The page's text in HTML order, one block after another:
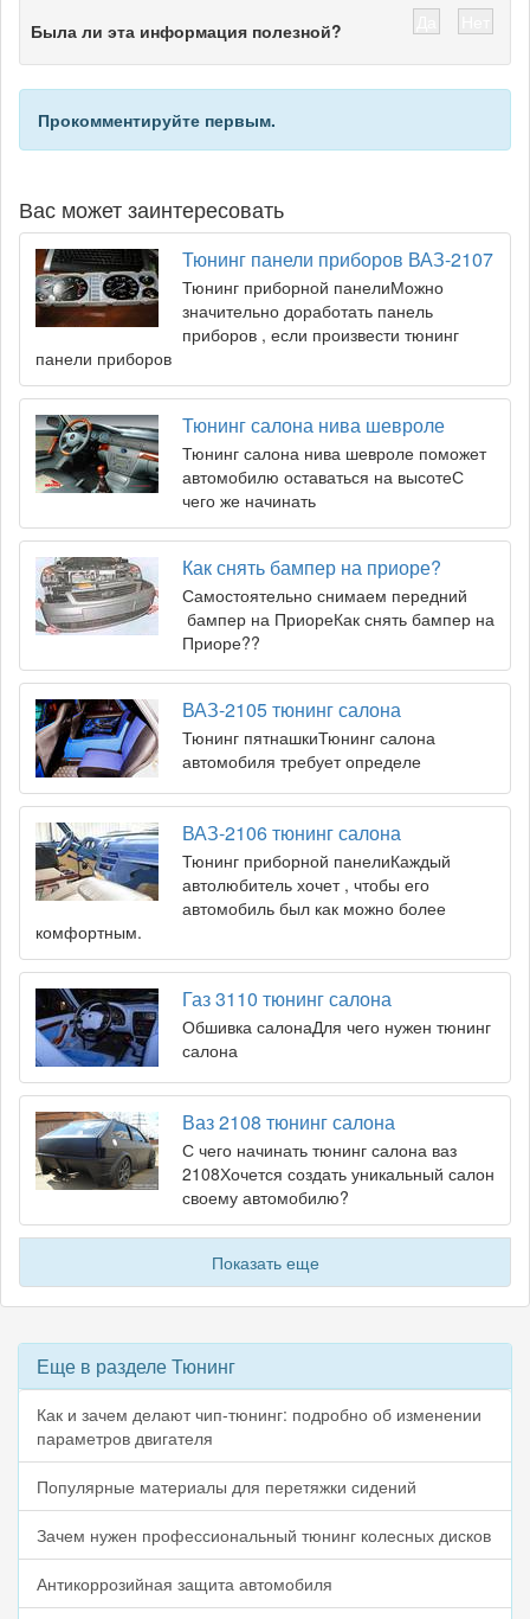
Была ли эта информация полезной?
Прокомментируйте первым.
Вас может заинтересовать
Тюнинг панели приборов ВАЗ-2107
Тюнинг приборной панелиМожно
значительно доработать панель
приборов , если произвести тюнинг
панели приборов
Тюнинг салона нива шевроле
Тюнинг салона нива шевроле поможет
автомобилю оставаться на высотеС
чего же начинать
Как снять бампер на приоре?
Самостоятельно снимаем передний
бампер на ПриореКак снять бампер на
Приоре??
ВАЗ-2105 тюнинг салона
Тюнинг пятнашкиТюнинг салона
автомобиля требует определе
ВАЗ-2106 тюнинг салона
Тюнинг приборной панелиКаждый
автолюбитель хочет , чтобы его
автомобиль был как можно более
комфортным.
Газ 3110 тюнинг салона
Обшивка салонаДля чего нужен тюнинг
салона
Ваз 2108 тюнинг салона
С чего начинать тюнинг салона ваз
2108Хочется создать уникальный салон
своему автомобилю?
Показать еще
Еще в разделе Тюнинг
Как и зачем делают чип-тюнинг: подробно об изменении
параметров двигателя
Популярные материалы для перетяжки сидений
Зачем нужен профессиональный тюнинг колесных дисков
Антикоррозийная защита автомобиля